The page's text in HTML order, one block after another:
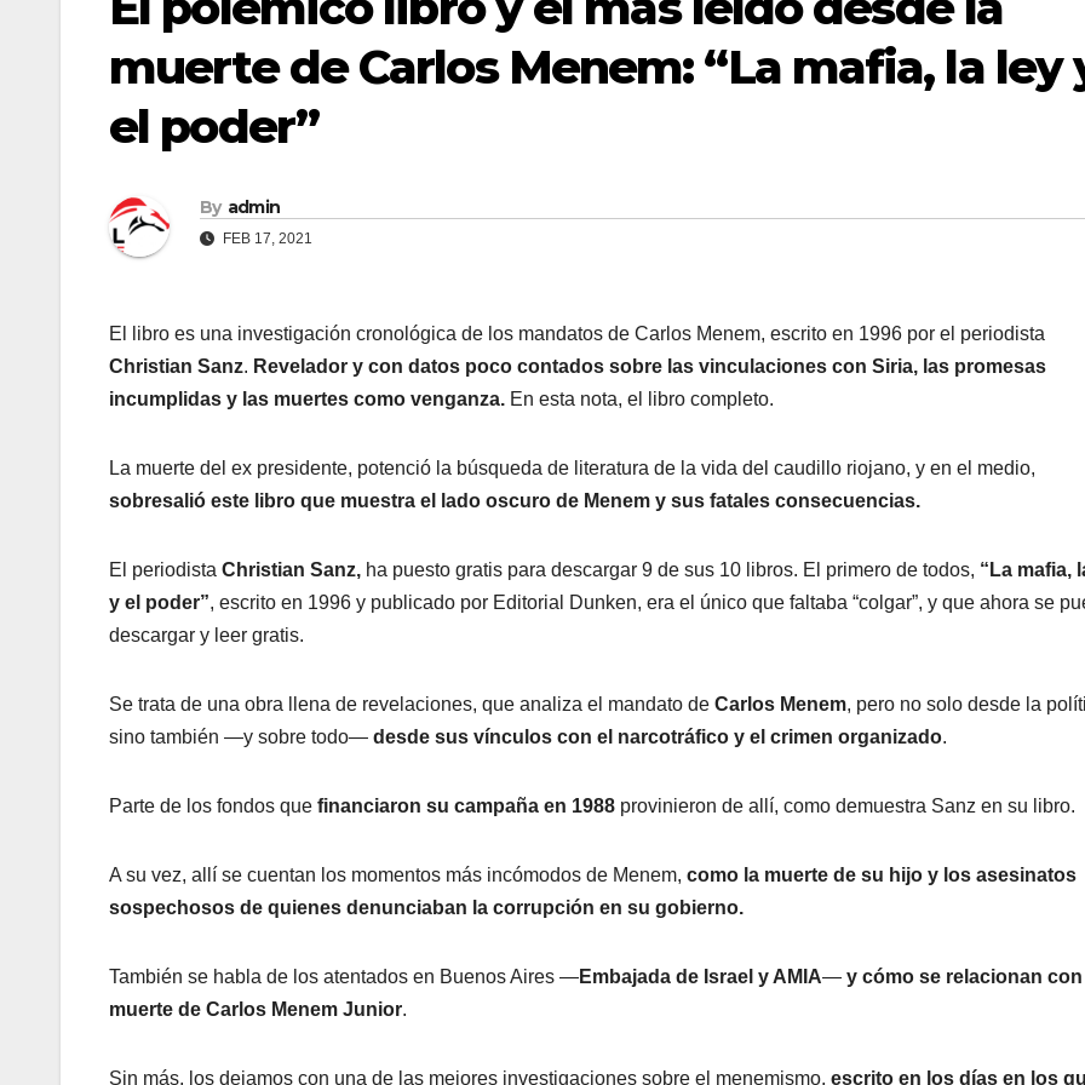
muerte de Carlos Menem: “La mafia, la ley
el poder”
By admin
FEB 17, 2021
El libro es una investigación cronológica de los mandatos de Carlos Menem, escrito en 1996 por el periodista
Christian Sanz. Revelador y con datos poco contados sobre las vinculaciones con Siria, las promesas
incumplidas y las muertes como venganza. En esta nota, el libro completo.
La muerte del ex presidente, potenció la búsqueda de literatura de la vida del caudillo riojano, y en el medio,
sobresalió este libro que muestra el lado oscuro de Menem y sus fatales consecuencias.
El periodista Christian Sanz, ha puesto gratis para descargar 9 de sus 10 libros. El primero de todos, “La mafia,
y el poder”, escrito en 1996 y publicado por Editorial Dunken, era el único que faltaba “colgar”, y que ahora se
descargar y leer gratis.
Se trata de una obra llena de revelaciones, que analiza el mandato de Carlos Menem, pero no solo desde la
sino también —y sobre todo— desde sus vínculos con el narcotráfico y el crimen organizado.
Parte de los fondos que financiaron su campaña en 1988 provinieron de allí, como demuestra Sanz en su libro.
A su vez, allí se cuentan los momentos más incómodos de Menem, como la muerte de su hijo y los asesinatos
sospechosos de quienes denunciaban la corrupción en su gobierno.
También se habla de los atentados en Buenos Aires —Embajada de Israel y AMIA— y cómo se relacionan con
muerte de Carlos Menem Junior.
Sin más, los dejamos con una de las mejores investigaciones sobre el menemismo, escrito en los días en los